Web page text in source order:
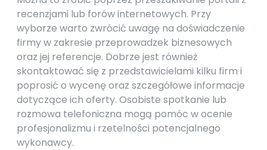
recenzjami lub forów internetowych. Przy
wyborze warto zwrócić uwagę na doświadczenie
firmy w zakresie przeprowadzek biznesowych
oraz jej referencje. Dobrze jest również
skontaktować się z przedstawicielami kilku firm i
poprosić o wycenę oraz szczegółowe informacje
dotyczące ich oferty. Osobiste spotkanie lub
rozmowa telefoniczna mogą pomóc w ocenie
profesjonalizmu i rzetelności potencjalnego
wykonawcy.